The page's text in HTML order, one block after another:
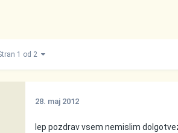
1 od 2
28. maj 2012
lep pozdrav vsem nemislim